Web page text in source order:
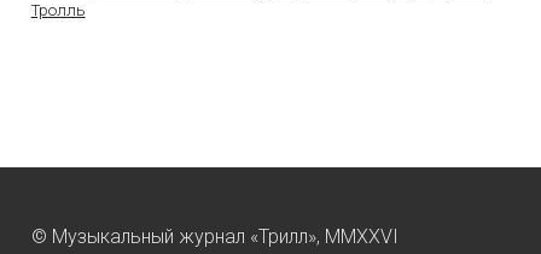
Тролль
© Музыкальный журнал «Трилл», MMXXVI